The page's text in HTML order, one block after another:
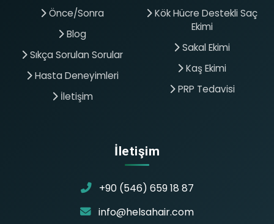
Önce/Sonra
Blog
Sıkça Sorulan Sorular
Hasta Deneyimleri
İletişim
Kök Hücre Destekli Saç
Ekimi
Sakal Ekimi
Kaş Ekimi
PRP Tedavisi
İletişim
+90 (546) 659 18 87
info@helsahair.com